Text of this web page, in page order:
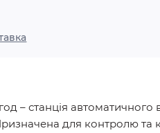
– станція
для контролю